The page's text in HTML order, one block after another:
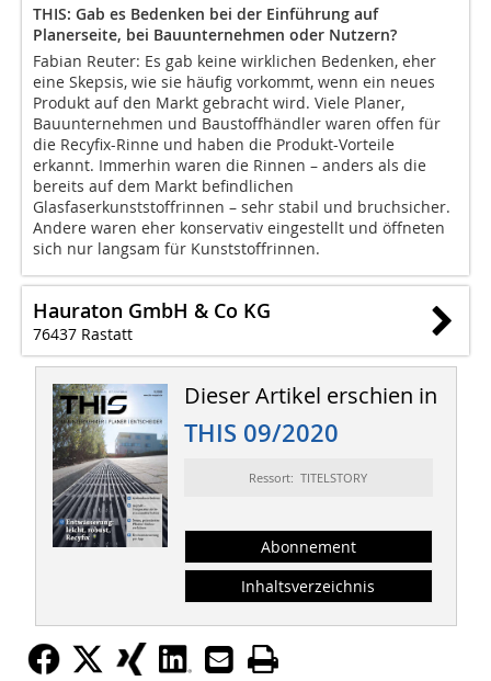
THIS: Gab es Bedenken bei der Einführung auf
Planerseite, bei Bauunternehmen oder Nutzern?
Fabian Reuter: Es gab keine wirklichen Bedenken, eher
eine Skepsis, wie sie häufig vorkommt, wenn ein neues
Produkt auf den Markt gebracht wird. Viele Planer,
Bauunternehmen und Baustoffhändler waren offen für
die Recyfix-Rinne und haben die Produkt-Vorteile
erkannt. Immerhin waren die Rinnen – anders als die
bereits auf dem Markt befindlichen
Glasfaserkunststoffrinnen – sehr stabil und bruchsicher.
Andere waren eher konservativ eingestellt und öffneten
sich nur langsam für Kunststoffrinnen.
Hauraton GmbH & Co KG
76437 Rastatt
Dieser Artikel erschien in
THIS 09/2020
Ressort: TITELSTORY
Abonnement
Inhaltsverzeichnis